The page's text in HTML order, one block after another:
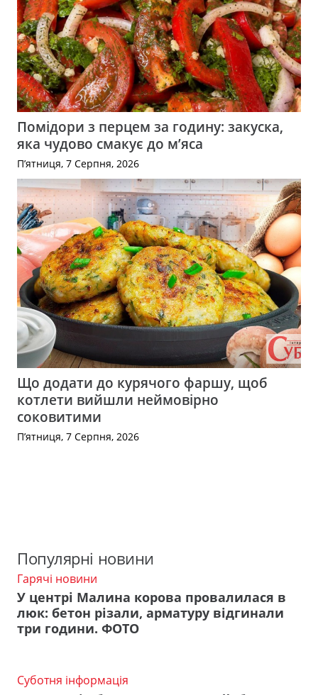
Помідори з перцем за годину: закуска,
яка чудово смакує до м’яса
П’ятниця, 7 Серпня, 2026
Що додати до курячого фаршу, щоб
котлети вийшли неймовірно
соковитими
П’ятниця, 7 Серпня, 2026
Популярні новини
Гарячі новини
У центрі Малина корова провалилася в
люк: бетон різали, арматуру відгинали
три години. ФОТО
Суботня інформація